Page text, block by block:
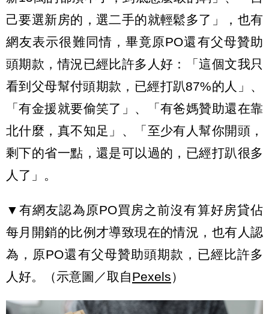
己要選新房的，選二手的就輕鬆多了」，也有
網友表示很難同情，畢竟原PO還有父母贊助
頭期款，情況已經比許多人好：「這個文我只
看到父母幫付頭期款，已經打趴87%的人」、
「有金援就要偷笑了」、「有爸媽贊助還在靠
北什麼，真不知足」、「至少有人幫你開頭，
剩下的省一點，還是可以過的，已經打趴很多
人了」。
▼有網友認為原PO買房之前沒有算好房貸佔
每月開銷的比例才導致現在的情況，也有人認
為，原PO還有父母贊助頭期款，已經比許多
人好。（示意圖／取自Pexels）